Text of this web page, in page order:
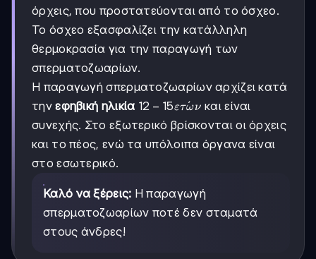
όρχεις, που προστατεύονται από το όσχεο.
Το όσχεο εξασφαλίζει την κατάλληλη
θερμοκρασία για την παραγωγή των
σπερματοζωαρίων.
Η παραγωγή σπερματοζωαρίων αρχίζει κατά
τηνεφηβική ηλικία 12-15
ετών
12 − 15ετω
ˊ ν και είναι
συνεχής. Στο εξωτερικό βρίσκονται οι όρχεις
και το πέος, ενώ τα υπόλοιπα όργανα είναι
στο εσωτερικό.
Καλό να ξέρεις: Η παραγωγή
σπερματοζωαρίων ποτέ δεν σταματά
στους άνδρες!